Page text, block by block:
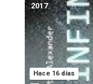
Hace 16 días
2017